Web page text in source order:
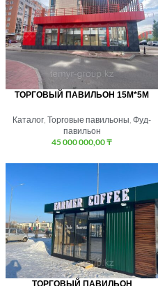
ТОРГОВЫЙ ПАВИЛЬОН 15М*5М
Каталог, Торговые павильоны, Фуд-
павильон
45 000 000,00₸
ТОРГОВЫЙ ПАВИЛЬОН